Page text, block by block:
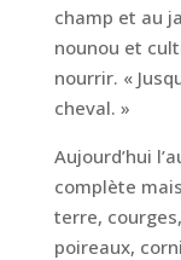
champ et au
nounou et
nourrir. «
cheval. »
Aujourd’hui
complète
terre,
poireaux,